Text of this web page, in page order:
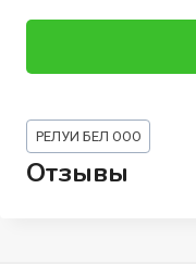
Метки
записи:
РЕЛУИ БЕЛ ООО
Отзывы